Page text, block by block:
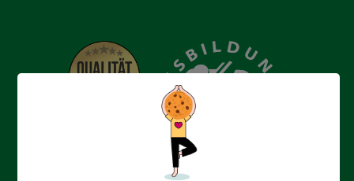
Erfolgreich bewerben mit Ausbildungspark: Wir